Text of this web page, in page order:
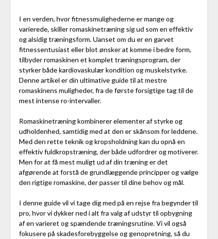
I en verden, hvor fitnessmulighederne er mange og
varierede, skiller romaskinetræning sig ud som en effektiv
og alsidig træningsform. Uanset om du er en garvet
fitnessentusiast eller blot ønsker at komme i bedre form,
tilbyder romaskinen et komplet træningsprogram, der
styrker både kardiovaskulær kondition og muskelstyrke.
Denne artikel er din ultimative guide til at mestre
romaskinens muligheder, fra de første forsigtige tag til de
mest intense ro-intervaller.
Romaskinetræning kombinerer elementer af styrke og
udholdenhed, samtidig med at den er skånsom for leddene.
Med den rette teknik og kropsholdning kan du opnå en
effektiv fuldkropstræning, der både udfordrer og motiverer.
Men for at få mest muligt ud af din træning er det
afgørende at forstå de grundlæggende principper og vælge
den rigtige romaskine, der passer til dine behov og mål.
I denne guide vil vi tage dig med på en rejse fra begynder til
pro, hvor vi dykker ned i alt fra valg af udstyr til opbygning
af en varieret og spændende træningsrutine. Vi vil også
fokusere på skadesforebyggelse og genopretning, så du